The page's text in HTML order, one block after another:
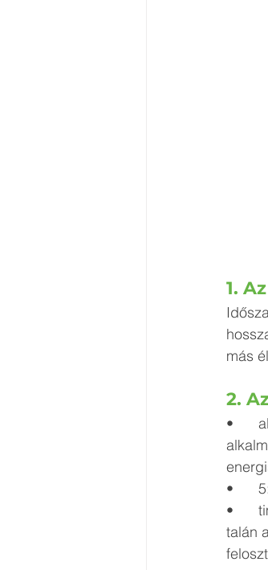
1. Az
más
2.
•	alternate day fasting: ha valaki ezt az étkezési ritmust követi, akkor felváltva
•	time restricted eating (időben korlátozott étkezés): több változata van, a leggyakoribb
talán